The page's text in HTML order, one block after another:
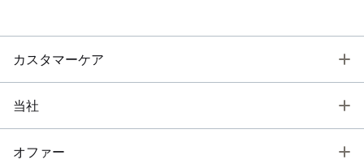
カスタマーケア
当社
オファー